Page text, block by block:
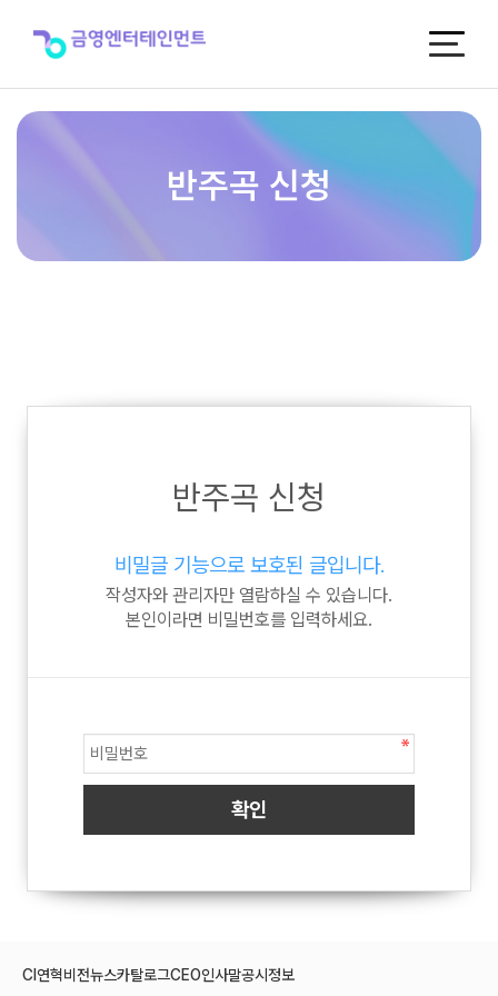
반주곡 신청
반주곡 신청
비밀글 기능으로 보호된 글입니다.
작성자와 관리자만 열람하실 수 있습니다.
본인이라면 비밀번호를 입력하세요.
CI 연혁비전뉴스카탈로그CEO인사말공시정보